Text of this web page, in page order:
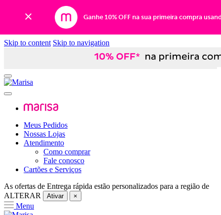
Ganhe 10% OFF na sua primeira compra
Skip to content Skip to navigation
Meus Pedidos
Nossas Lojas
Atendimento
Como comprar
Fale conosco
Cartões e Serviços
As ofertas de Entrega rápida estão personalizados para a região de
ALTERAR
Ativar ×
Menu